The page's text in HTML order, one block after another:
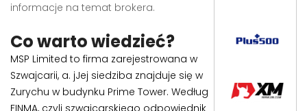
informacje na temat brokera.
Co warto wiedzieć?
MSP Limited to firma zarejestrowana w
Szwajcarii, a. jJej siedziba znajduje się w
Zurychu w budynku Prime Tower. Według